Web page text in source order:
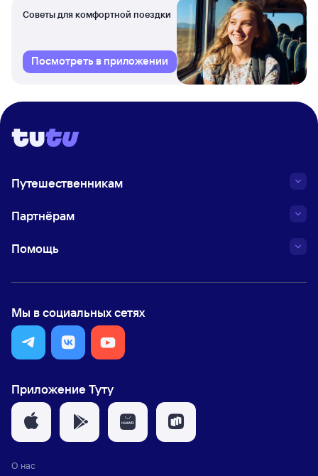
Советы для комфортной поездки
Посмотреть в приложении
Путешественникам
Партнёрам
Помощь
Мы в социальных сетях
Приложение Туту
О нас